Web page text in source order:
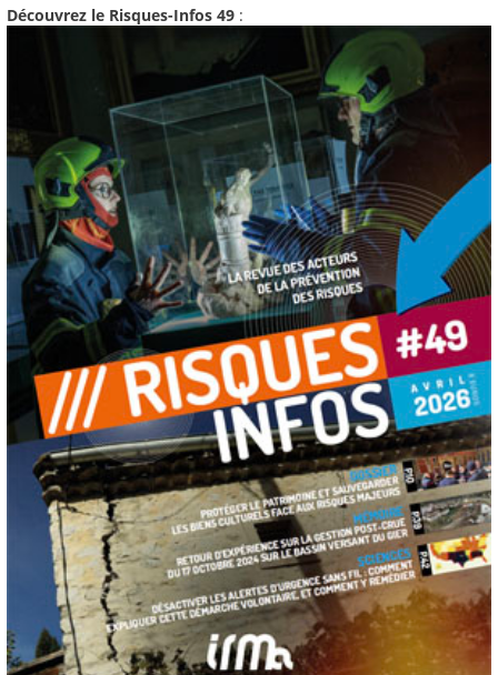
Découvrez le Risques-Infos 49 :